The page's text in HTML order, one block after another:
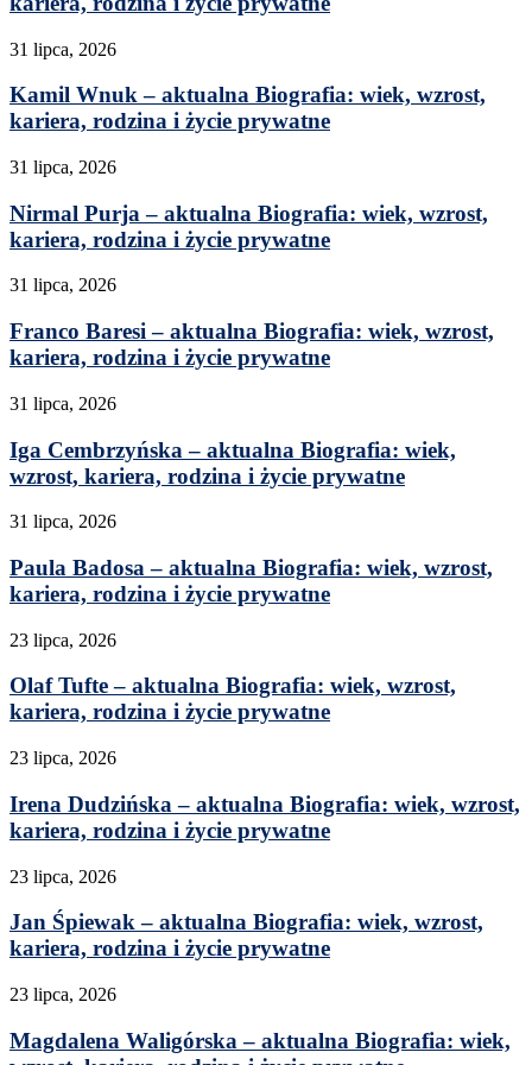
31 lipca, 2026
Kamil Wnuk – aktualna Biografia: wiek, wzrost,
kariera, rodzina i życie prywatne
31 lipca, 2026
Nirmal Purja – aktualna Biografia: wiek, wzrost,
kariera, rodzina i życie prywatne
31 lipca, 2026
Franco Baresi – aktualna Biografia: wiek, wzrost,
kariera, rodzina i życie prywatne
31 lipca, 2026
Iga Cembrzyńska – aktualna Biografia: wiek,
wzrost, kariera, rodzina i życie prywatne
31 lipca, 2026
Paula Badosa – aktualna Biografia: wiek, wzrost,
kariera, rodzina i życie prywatne
23 lipca, 2026
Olaf Tufte – aktualna Biografia: wiek, wzrost,
kariera, rodzina i życie prywatne
23 lipca, 2026
Irena Dudzińska – aktualna Biografia: wiek, wzrost,
kariera, rodzina i życie prywatne
23 lipca, 2026
Jan Śpiewak – aktualna Biografia: wiek, wzrost,
kariera, rodzina i życie prywatne
23 lipca, 2026
Magdalena Waligórska – aktualna Biografia: wiek,